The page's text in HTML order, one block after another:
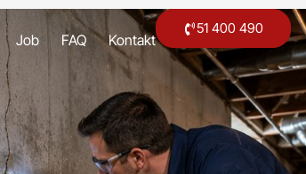
Job FAQ Kontakt
51 400 490